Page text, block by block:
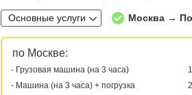
Основные услуги Москва →
по Москве:
- Грузовая машина (на 3 часа)
- Машина (на 3 часа) + погрузка